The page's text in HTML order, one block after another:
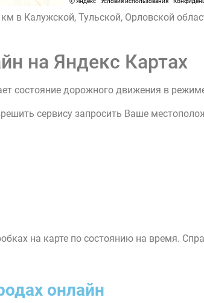
в Калужской, Тульской, Орловской
на Яндекс Картах
состояние дорожного движения в
сервису запросить Ваше
на карте по состоянию на время.
онлайн